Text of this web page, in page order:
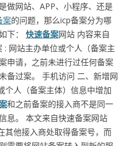
做网站、APP、小程序、还是
案的问题，那么icp备案分为哪
下： 快速备案网站 内容来自
网站主办单位或个人（备案主
申请，之前未进行过任何备案
备过案。 手机访问 二、新增网
个人（备案主体）信息中增加
和之前备案的接入商不是同一
息。 本文来自快速备案网站
其他接入商处取得备案号，而